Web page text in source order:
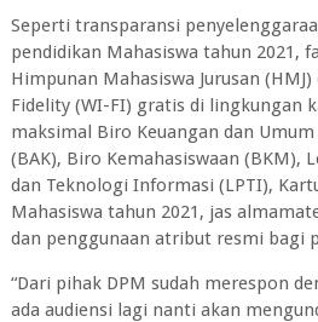
Seperti transparansi
pendidikan Mahasiswa tahun 2021,
Himpunan Mahasiswa Jurusan
Fidelity (WI-FI) gratis di lingkungan
maksimal Biro Keuangan dan
(BAK), Biro Kemahasiswaan (BKM),
dan Teknologi Informasi (LPTI),
Mahasiswa tahun 2021, jas
dan penggunaan atribut resmi bagi
“Dari pihak DPM sudah merespon
ada audiensi lagi nanti akan